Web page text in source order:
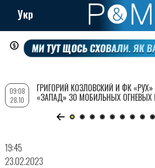
Перейти
содержанию
Укр
19:45
23.02.2023
09:08
28.10
ГРИГОРИЙ КОЗЛОВСКИЙ И ФК
«ЗАПАД» 30 МОБИЛЬНЫХ ОГНЕВЫХ